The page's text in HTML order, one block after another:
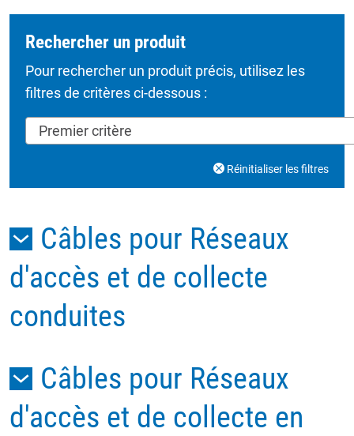
Rechercher un produit
Pour rechercher un produit précis, utilisez les
filtres de critères ci-dessous :
Réinitialiser les filtres
Câbles pour Réseaux
d'accès et de collecte
conduites
Câbles pour Réseaux
d'accès et de collecte en